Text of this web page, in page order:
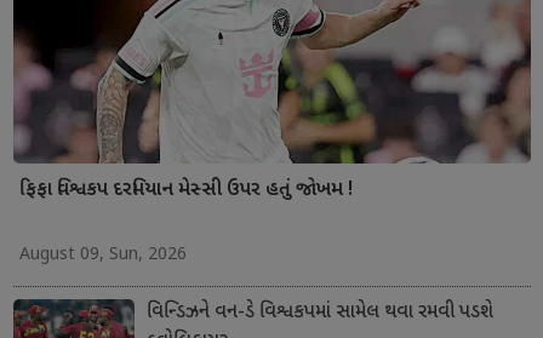
ફિફા વિશ્વકપ દરમિયાન મેસ્સી ઉપર હતું જોખમ !
August 09, Sun, 2026
વિન્ડિઝને વન-ડે વિશ્વકપમાં સામેલ થવા રમવી પડશે